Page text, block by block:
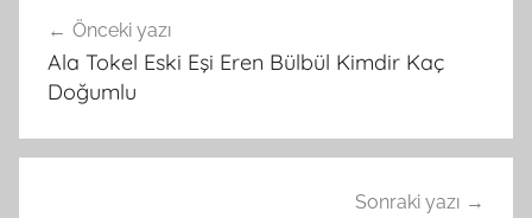
gezinmesi
Önceki yazı
Ala Tokel Eski Eşi Eren Bülbül Kimdir Kaç
Doğumlu
Sonraki yazı